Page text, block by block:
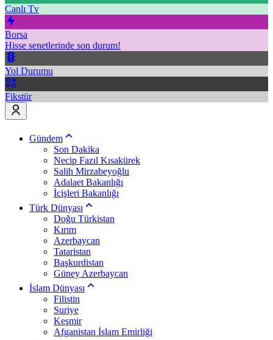
Canlı Tv
Borsa
Hisse senetlerinde son durum!
Yol Durumu
Fikstür
Gündem
Son Dakika
Necip Fazıl Kısakürek
Salih Mirzabeyoğlu
Adalaet Bakanlığı
İçişleri Bakanlığı
Türk Dünyası
Doğu Türkistan
Kırım
Azerbaycan
Tataristan
Başkurdistan
Güney Azerbaycan
İslam Dünyası
Filistin
Suriye
Keşmir
Afganistan İslam Emirliği